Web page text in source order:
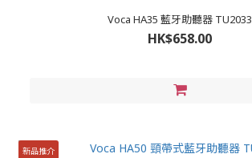
Voca HA35 藍牙助聽器 TU2033
HK$658.00
新品推介